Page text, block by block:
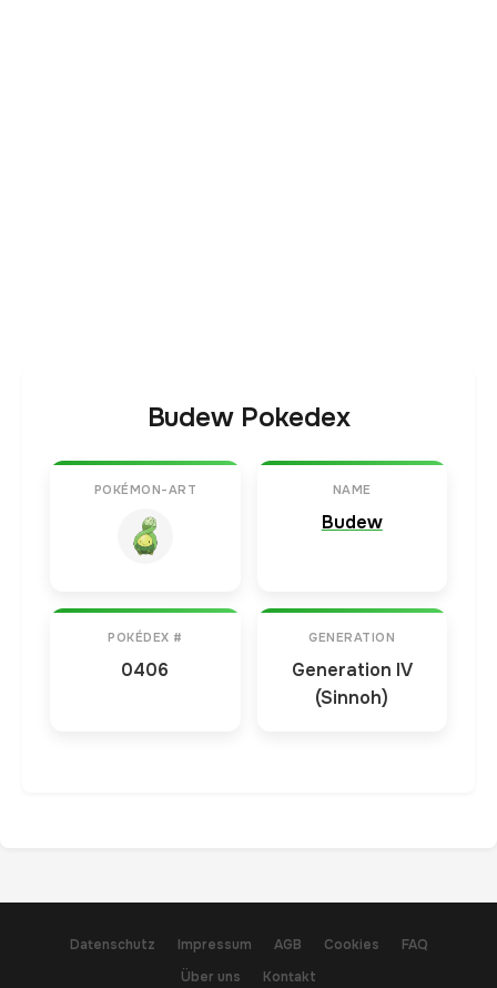
Budew Pokedex
POKÉMON-ART NAME
Budew
POKÉDEX #
0406
GENERATION
Generation IV
(Sinnoh)
Datenschutz Impressum AGB Cookies
FAQ
Über uns
Kontakt